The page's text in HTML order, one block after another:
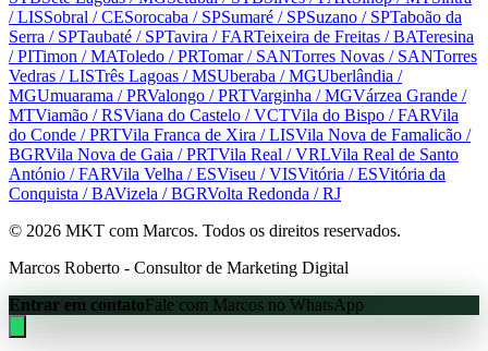
/ LISSobral / CESorocaba / SPSumaré / SPSuzano / SPTaboão da
Serra / SPTaubaté / SPTavira / FARTeixeira de Freitas / BATeresina
/ PITimon / MAToledo / PRTomar/ SANTorres Novas / SANTorres
Vedras / LISTrês Lagoas / MSUberaba / MGUberlândia /
MGUmuarama / PRValongo / PRTVarginha / MGVárzea Grande /
MTViamão / RSViana do Castelo / VCTVila do Bispo / FARVila
do Conde / PRTVila Franca de Xira / LISVila Nova de Famalicão /
BGRVila Nova de Gaia / PRTVila Real / VRLVila Real de Santo
António / FARVila Velha / ESViseu / VISVitória / ESVitória da
Conquista / BAVizela / BGRVolta Redonda / RJ
© 2026 MKT com Marcos. Todos os direitos reservados.
Marcos Roberto - Consultor de Marketing Digital
Entrar em contatoFale com Marcos no WhatsApp